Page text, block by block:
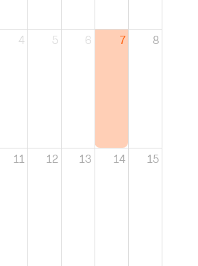
4 5 6 7 8
11 12 13 14 15